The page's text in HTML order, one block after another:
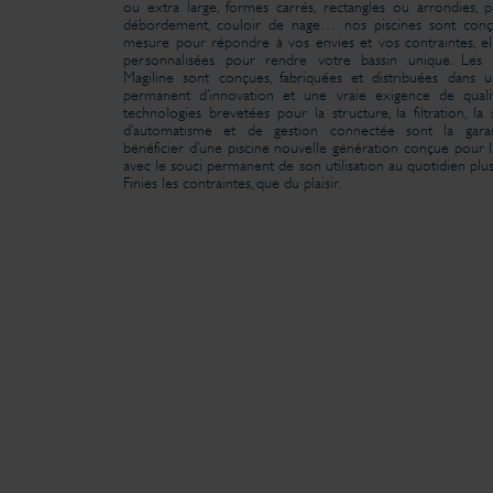
ou extra large, formes carrés, rectangles ou arrondies,
débordement, couloir de nage… nos piscines sont
mesure pour répondre à vos envies et vos contraintes,
personnalisées pour rendre votre bassin unique. Les
Magiline sont conçues, fabriquées et distribuées dans
permanent d’innovation et une vraie exigence de
technologies brevetées pour la structure, la filtration, la
d’automatisme et de gestion connectée sont la
bénéficier d’une piscine nouvelle génération conçue pour
avec le souci permanent de son utilisation au quotidien plus
Finies les contraintes, que du plaisir.